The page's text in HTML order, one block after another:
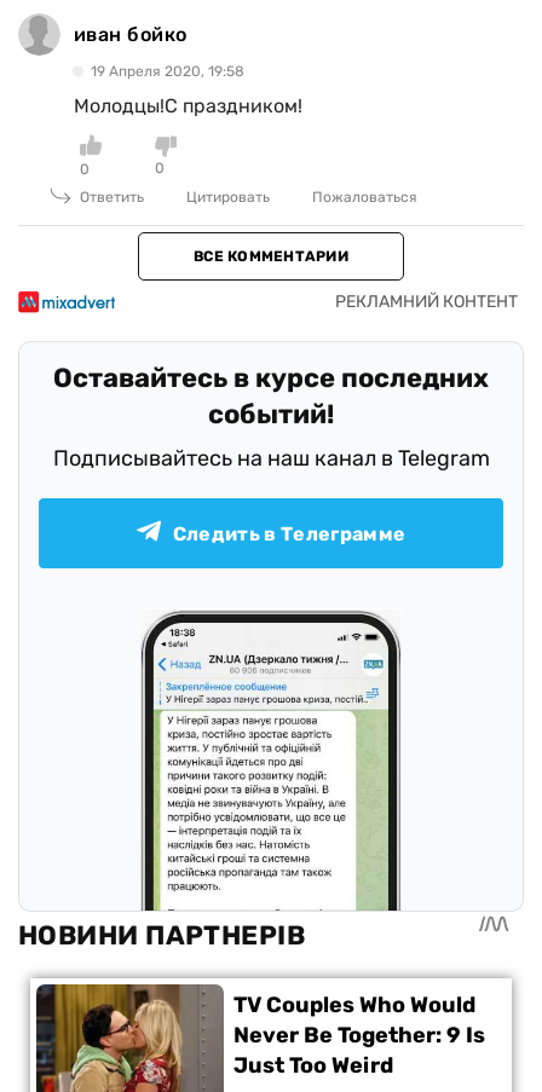
иван бойко
19 Апреля 2020, 19:58
Молодцы!С праздником!
0
0
Ответить
Цитировать Пожаловаться
ВСЕ КОММЕНТАРИИ
Оставайтесь в курсе последних
событий!
Подписывайтесь на наш канал в Telegram
Следить в Телеграмме